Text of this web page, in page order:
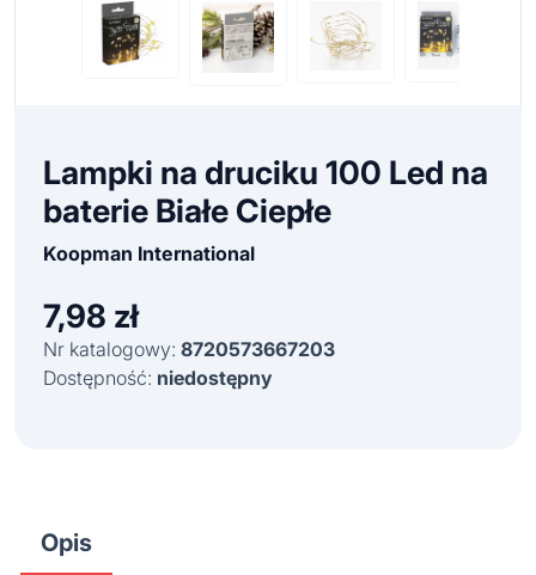
Lampki na druciku 100 Led na
baterie Białe Ciepłe
Koopman International
7,98 zł
Nr katalogowy: 8720573667203
Dostępność: niedostępny
Opis